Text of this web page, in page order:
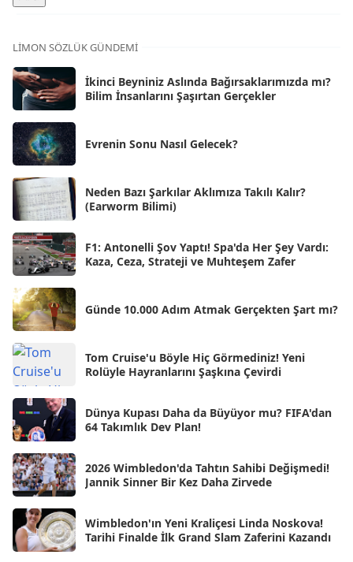
Ara 2025
Kas 2025
Eki 2025
Eyl 2025 [56]
Ağu 2025
Tem 2025
Haz 2025
May 2025 [54]
Nis 2025 [56]
Mar 2025
Şub 2025
Oca 2025
Ara 2024 [25]
Kas 2024
Eki 2024 [46]
Eyl 2024
Ağu 2024 [10]
Tem 2024
Haz 2024 [30]
LIMON SÖZLÜK GÜNDEMI
İkinci Beyniniz Aslında Bağırsaklarımızda mı?
Bilim İnsanlarını Şaşırtan Gerçekler
Evrenin Sonu Nasıl Gelecek?
Neden Bazı Şarkılar Aklımıza Takılı Kalır?
(Earworm Bilimi)
F1: Antonelli Şov Yaptı! Spa'da Her Şey Vardı:
Kaza, Ceza, Strateji ve Muhteşem Zafer
Günde 10.000 Adım Atmak Gerçekten Şart mı?
Tom Cruise'u Böyle Hiç Görmediniz! Yeni
Rolüyle Hayranlarını Şaşkına Çevirdi
Dünya Kupası Daha da Büyüyor mu? FIFA'dan
64 Takımlık Dev Plan!
2026 Wimbledon'da Tahtın Sahibi Değişmedi!
Jannik Sinner Bir Kez Daha Zirvede
Wimbledon'ın Yeni Kraliçesi Linda Noskova!
Tarihi Finalde İlk Grand Slam Zaferini Kazandı